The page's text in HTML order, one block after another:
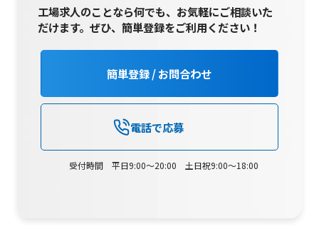
工場求人のことなら何でも、お気軽にご相談いた
だけます。ぜひ、簡単登録をご利用ください！
簡単登録 / お問合わせ
電話で応募
受付時間 平日9:00～20:00 土日祝9:00～18:00